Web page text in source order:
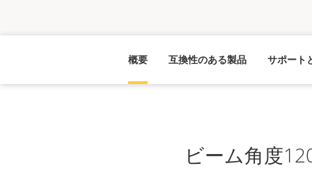
概要 互換性のある製品 サポート
ビーム角度